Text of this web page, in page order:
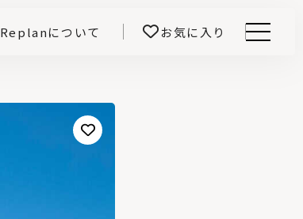
Replanについて お気に入り